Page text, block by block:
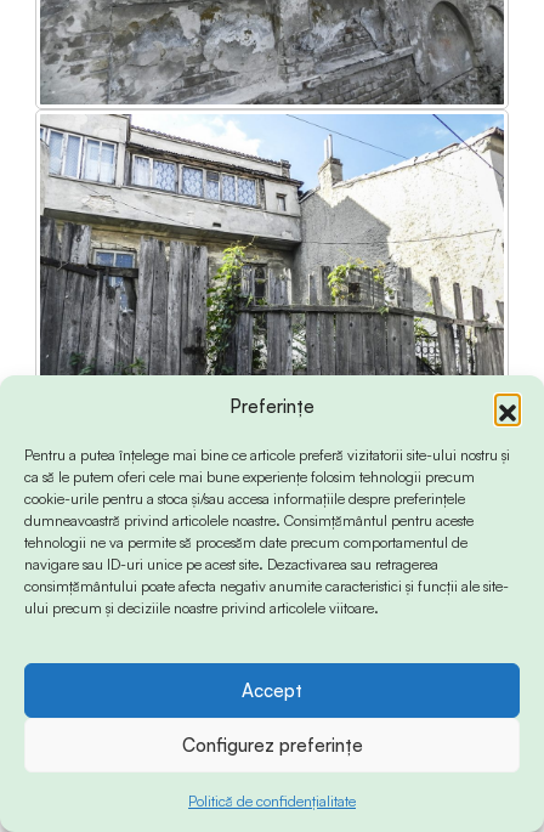
Preferințe
Pentru a putea înțelege mai bine ce articole preferă vizitatorii site-ului nostru și
ca să le putem oferi cele mai bune experiențe folosim tehnologii precum
cookie-urile pentru a stoca și/sau accesa informațiile despre preferințele
dumneavoastră privind articolele noastre. Consimțământul pentru aceste
tehnologii ne va permite să procesăm date precum comportamentul de
navigare sau ID-uri unice pe acest site. Dezactivarea sau retragerea
consimțământului poate afecta negativ anumite caracteristici și funcții ale site-
ului precum și deciziile noastre privind articolele viitoare.
Accept
Configurez preferințe
Politică de confidențialitate
Imediat lângă, un alt splendid specimen
arhitectonic, de data aceasta de cea mai bună
factură cubistă, a anilor 1930: un imobil cu un
stradă, cu o curte care în mod sigur, cândva,
reprezenta o frumoasă parcelă de gazon şi flori.
Construcţia este simetrică, balcoanele, deschise
mai demult, întrerupând liniile drepte şi sigure.
Astăzi totul este o biată ruină, neglijată şi